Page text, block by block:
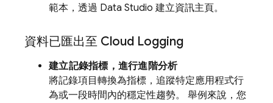
範本，透過 Data Studio 建立資訊主頁。
資料已匯出至 Cloud Logging
建立記錄指標，進行進階分析
將記錄項目轉換為指標，追蹤特定應用程式行
為或一段時間內的穩定性趨勢。 舉例來說，您